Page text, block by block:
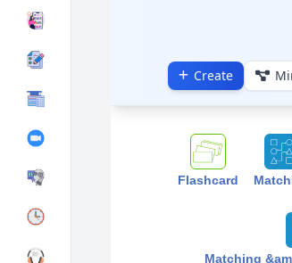
Create
Flashcard
Matching